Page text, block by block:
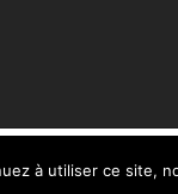
à utiliser ce site,